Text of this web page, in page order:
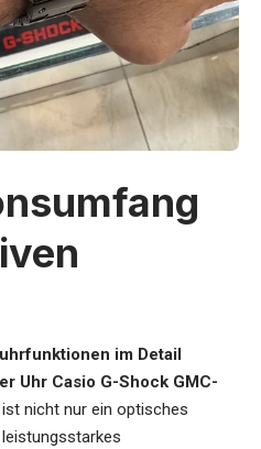
im Detail
Uhr Casio G-Shock GMC-
ist nicht nur ein optisches